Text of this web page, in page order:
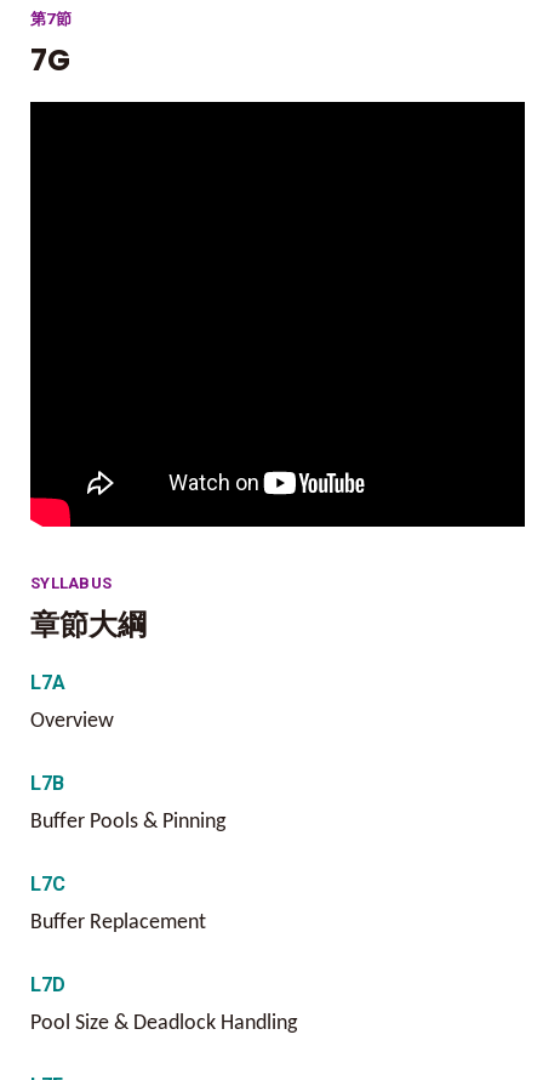
第7節
7G
SYLLABUS
章節大綱
L7A
Overview
L7B
Buffer Pools & Pinning
L7C
Buffer Replacement
L7D
Pool Size & Deadlock Handling